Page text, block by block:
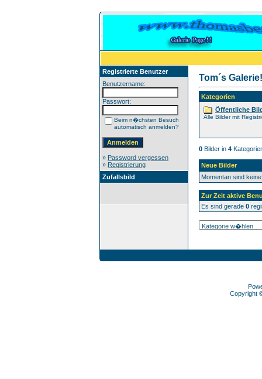
Registrierte Benutzer
Benutzername:
Passwort:
Beim n�chsten Besuch
automatisch anmelden?
» Password vergessen
» Registrierung
Zufallsbild
Tom´s
Kategorien
Öffentliche
Alle Bilder mit
0 Bilder in 4
Neue Bilder
Momentan sind
Zur Zeit aktive
Es sind gerade 0
Copyright